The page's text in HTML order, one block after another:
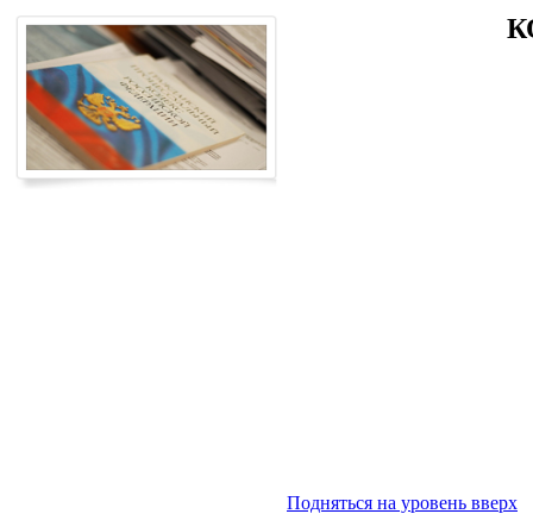
Подняться на уровень вверх